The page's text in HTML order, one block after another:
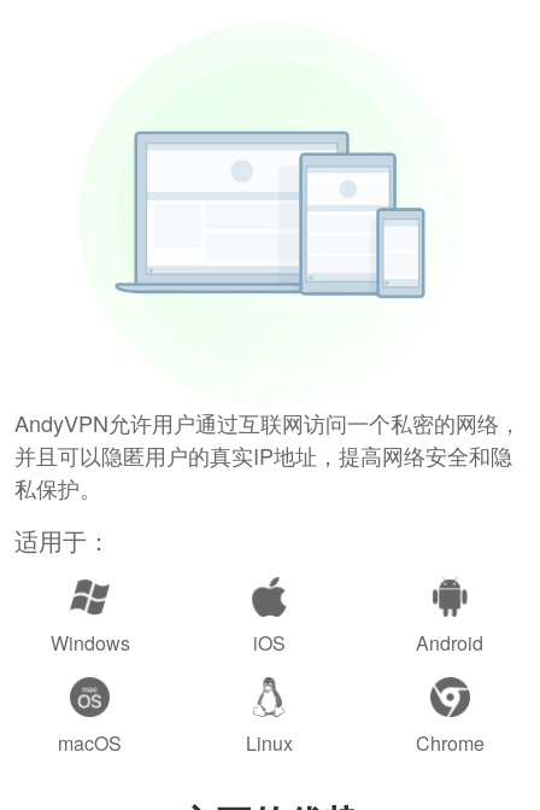
AndyVPN允许用户通过互联网访问一个私密的网络，
并且可以隐匿用户的真实IP地址，提高网络安全和隐
私保护。
适用于：
Windows iOS Android
macOS Linux Chrome